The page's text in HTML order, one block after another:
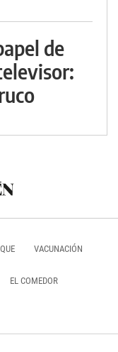
de
VACUNACIÓN
EL COMEDOR